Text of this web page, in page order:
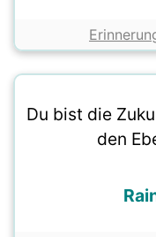
Du bist die
den